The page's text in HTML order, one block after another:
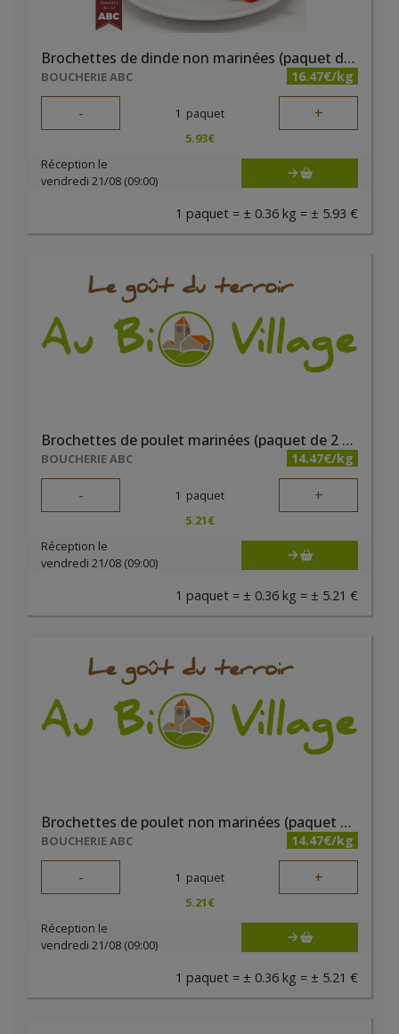
Brochettes de dinde non marinées (paquet de 2 pièces)
BOUCHERIE ABC 16.47€/kg
- 1 paquet +
5.93€
Réception le
vendredi 21/08 (09:00)
1 paquet = ± 0.36 kg = ± 5.93 €
Brochettes de poulet marinées (paquet de 2 pièces) - Boucherie ABC
BOUCHERIE ABC 14.47€/kg
- 1 paquet +
5.21€
Réception le
vendredi 21/08 (09:00)
1 paquet = ± 0.36 kg = ± 5.21 €
Brochettes de poulet non marinées (paquet de 2 pièces) - Boucherie ABC
BOUCHERIE ABC 14.47€/kg
- 1 paquet +
5.21€
Réception le
vendredi 21/08 (09:00)
1 paquet = ± 0.36 kg = ± 5.21 €